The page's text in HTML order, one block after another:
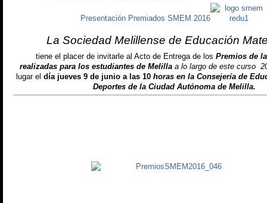
Presentación Premiados SMEM 2016
La Sociedad Melillense de Educación
tiene el placer de invitarle al Acto de Entrega de los Premios de
realizadas para los estudiantes de Melillaa lo largo de este curso
lugar el día jueves 9 de junio a las 10 horas en la Consejería de
Deportes de la Ciudad Autónoma de Melilla.